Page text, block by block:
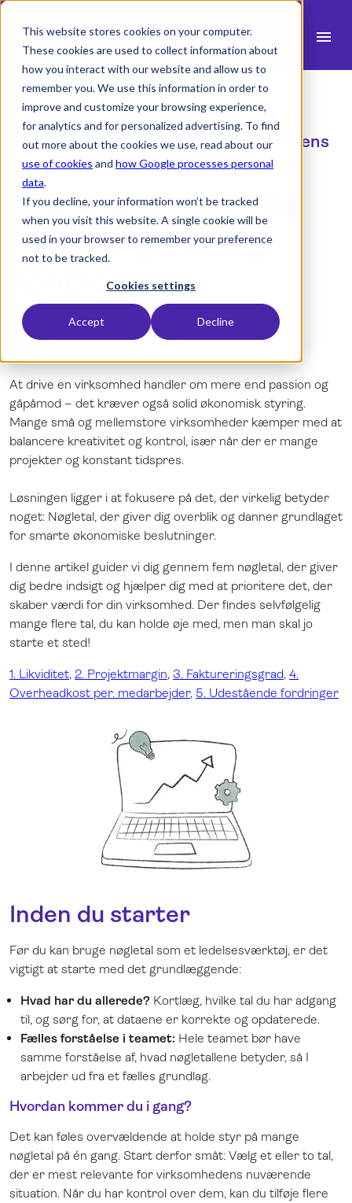
This website stores cookies on your computer.
These cookies are used to collect information about
how you interact with our website and allow us to
remember you. We use this information in order to
improve and customize your browsing experience,
for analytics and for personalized advertising. To find
out more about the cookies we use, read about our
use of cookies and how Google processes personal
data.
If you decline, your information won’t be tracked
when you visit this website. A single cookie will be
used in your browser to remember your preference
not to be tracked.
Cookies settings
Accept Decline
menu
Produkt expand_more
Brancher
Ressourcer
search
English
Norsk
Svenska
Demo
Log ind
Mangler du overblik over virksomhedens
økonomi?
Disse operationelle
nøgletal giver dig
kontrol
13. januar 2025 - 2 min læsetid
At drive en virksomhed handler om mere end passion og
gåpåmod – det kræver også solid økonomisk styring.
Mange små og mellemstore virksomheder kæmper med at
balancere kreativitet og kontrol, især når der er mange
projekter og konstant tidspres.
Løsningen ligger i at fokusere på det, der virkelig betyder
noget: Nøgletal, der giver dig overblik og danner grundlaget
for smarte økonomiske beslutninger.
I denne artikel guider vi dig gennem fem nøgletal, der giver
dig bedre indsigt og hjælper dig med at prioritere det, der
skaber værdi for din virksomhed. Der findes selvfølgelig
mange flere tal, du kan holde øje med, men man skal jo
starte et sted!
1. Likviditet, 2. Projektmargin, 3. Faktureringsgrad, 4.
Overheadkost per. medarbejder, 5. Udestående fordringer
Inden du starter
Før du kan bruge nøgletal som et ledelsesværktøj, er det
vigtigt at starte med det grundlæggende:
Hvad har du allerede? Kortlæg, hvilke tal du har adgang
til, og sørg for, at dataene er korrekte og opdaterede.
Fælles forståelse i teamet: Hele teamet bør have
samme forståelse af, hvad nøgletallene betyder, så I
arbejder ud fra et fælles grundlag.
Hvordan kommer du i gang?
Det kan føles overvældende at holde styr på mange
nøgletal på én gang. Start derfor småt: Vælg et eller to tal,
der er mest relevante for virksomhedens nuværende
situation. Når du har kontrol over dem, kan du tilføje flere